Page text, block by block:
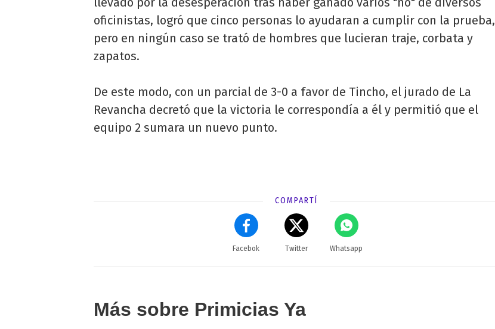
oficinistas, logró que cinco personas lo ayudaran a cumplir con la prueba,
pero en ningún caso se trató de hombres que lucieran traje, corbata y
zapatos.
De este modo, con un parcial de 3-0 a favor de Tincho, el jurado de La
Revancha decretó que la victoria le correspondía a él y permitió que el
equipo 2 sumara un nuevo punto.
COMPARTÍ
Facebok Twitter Whatsapp
Más sobre Primicias Ya